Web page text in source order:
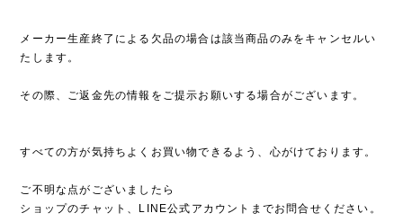
メーカー生産終了による欠品の場合は該当商品のみをキャンセルい
たします。
その際、ご返金先の情報をご提示お願いする場合がございます。
すべての方が気持ちよくお買い物できるよう、心がけております。
ご不明な点がございましたら
ショップのチャット、LINE公式アカウントまでお問合せください。